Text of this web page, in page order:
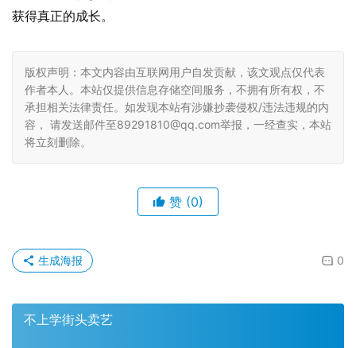
获得真正的成长。
版权声明：本文内容由互联网用户自发贡献，该文观点仅代表
作者本人。本站仅提供信息存储空间服务，不拥有所有权，不
承担相关法律责任。如发现本站有涉嫌抄袭侵权/违法违规的内
容， 请发送邮件至89291810@qq.com举报，一经查实，本站
将立刻删除。
赞 (0)
0
生成海报
不上学街头卖艺